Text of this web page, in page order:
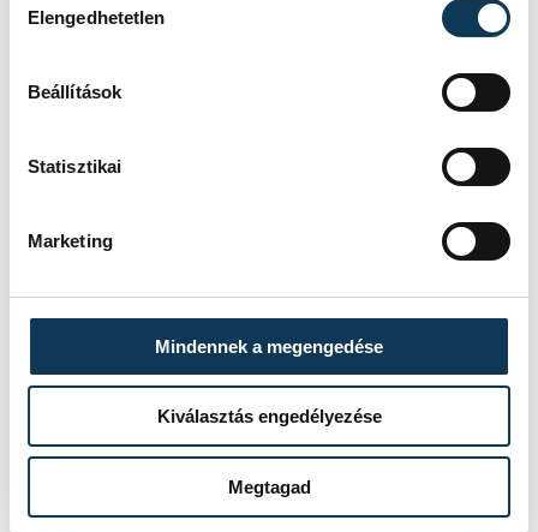
Elengedhetetlen
Beállítások
Statisztikai
Marketing
Mindennek a megengedése
Kiválasztás engedélyezése
Megtagad
erőmű olyan üzemállapotban van,
kezdeményezte, hogy
államfőválasztás
A Tisza-frakció kezdeményezte, hogy
a parlament jövő kedden válassza
meg az új köztársasági elnököt.
Valami óriási csapódott a
Holdba ma reggel